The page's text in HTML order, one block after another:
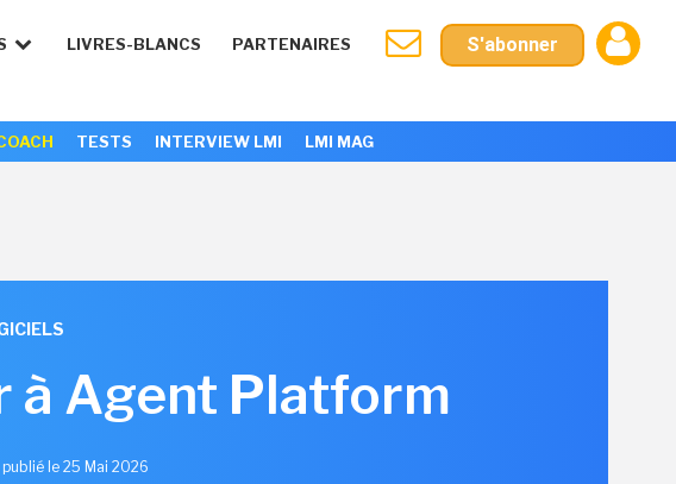
LIVRES-BLANCS PARTENAIRES S'abonner
TESTS INTERVIEW LMI LMI MAG
à Agent Platform
publié le 25 Mai 2026